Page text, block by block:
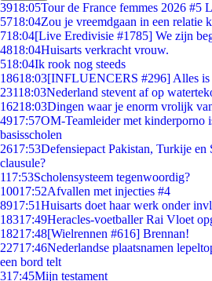
3918:05Tour de France femmes 2026 #5
5718:04Zou je vreemdgaan in een relatie
718:04[Live Eredivisie #1785] We zijn
4818:04Huisarts verkracht vrouw.
518:04Ik rook nog steeds
18618:03[INFLUENCERS #296] Alles
23118:03Nederland stevent af op
16218:03Dingen waar je enorm vrolijk
4917:57OM-Teamleider met kinderporno
basisscholen
2617:53Defensiepact Pakistan, Turkije
clausule?
117:53Scholensysteem tegenwoordig?
10017:52Afvallen met injecties #4
8917:51Huisarts doet haar werk onder
18317:49Heracles-voetballer Rai Vloet
18217:48[Wielrennen #616] Brennan!
22717:46Nederlandse plaatsnamen
een bord telt
317:45Mijn testament